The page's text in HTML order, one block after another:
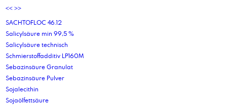
<< >>
SACHTOFLOC 46.12
Salicylsäure min 99,5 %
Salicylsäure technisch
Schmierstoffadditiv LP160M
Sebazinsäure Granulat
Sebazinsäure Pulver
Sojalecithin
Sojaölfettsäure